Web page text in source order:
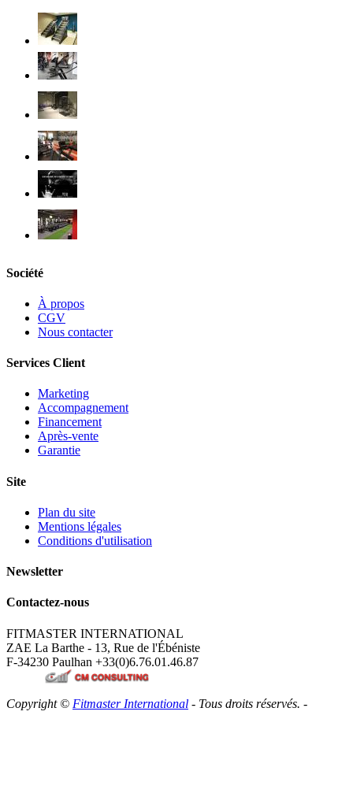
Société
À propos
CGV
Nous contacter
Services Client
Marketing
Accompagnement
Financement
Après-vente
Garantie
Site
Plan du site
Mentions légales
Conditions d'utilisation
Newsletter
Contactez-nous
FITMASTER INTERNATIONAL
ZAE La Barthe - 13, Rue de l'Ébéniste
F-34230 Paulhan +33(0)6.76.01.46.87
Copyright © Fitmaster International - Tous droits réservés. -